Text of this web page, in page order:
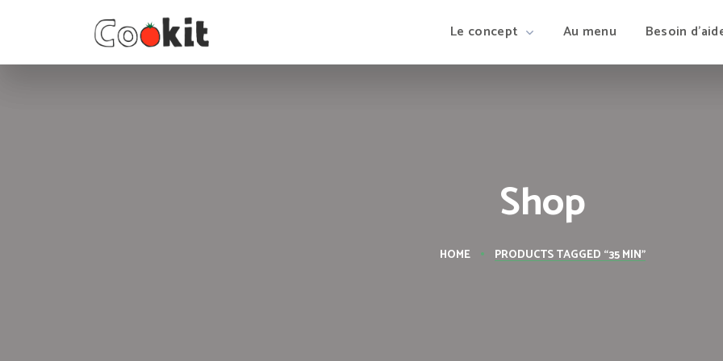
Le concept Au menu Besoin
Shop
HOME PRODUCTS TAGGED “35 MIN”